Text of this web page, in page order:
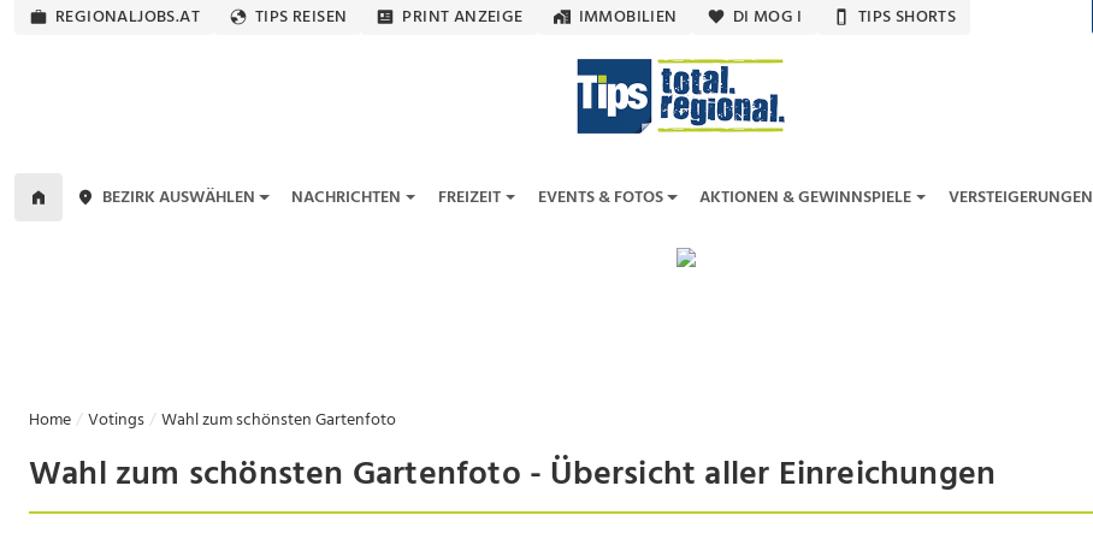
REGIONALJOBS.AT TIPS REISEN PRINT ANZEIGE IMMOBILIEN DI MOG I TIPS SHORTS
BEZIRK AUSWÄHLEN NACHRICHTEN FREIZEIT EVENTS & FOTOS AKTIONEN & GEWINNSPIELE VERSTEIGERUNGEN
Home Votings Wahl zum schönsten Gartenfoto
Wahl zum schönsten Gartenfoto - Übersicht aller Einreichungen